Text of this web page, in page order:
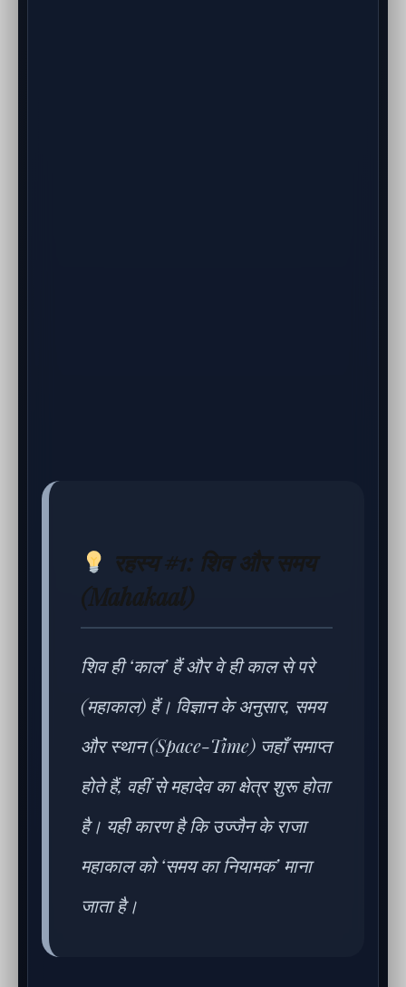
रहस्य #1: शिव और समय
(Mahakaal)
शिव ही ‘काल’ हैं और वे ही काल से परे
(महाकाल) हैं। विज्ञान के अनुसार, समय
और स्थान (Space-Time) जहाँ समाप्त
होते हैं, वहीं से महादेव का क्षेत्र शुरू होता
है। यही कारण है कि उज्जैन के राजा
महाकाल को ‘समय का नियामक’ माना
जाता है।